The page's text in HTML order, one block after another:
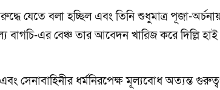
যেতে বলা হচ্ছিল এবং তিনি শুধুমাত্র পূজা-
বাগচি-এর বেঞ্চ তার আবেদন খারিজ করে দিল্লি
সেনাবাহিনীর ধর্মনিরপেক্ষ মূল্যবোধ অত্যন্ত